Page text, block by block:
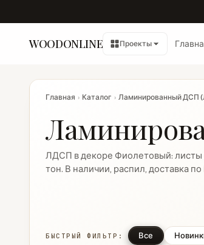
WOODONLINE Проекты
Главная › Каталог › Ламинированный ДСП
ЛДСП в декоре Фиолетовый:
тон. В наличии, распил, доставка
БЫСТРЫЙ ФИЛЬТР: Все